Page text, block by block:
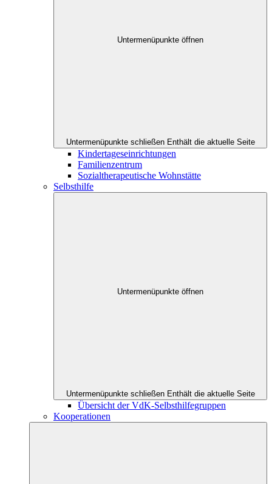
Untermenüpunkte öffnen
Untermenüpunkte schließen Enthält die aktuelle Seite
Kindertageseinrichtungen
Familienzentrum
Sozialtherapeutische Wohnstätte
Selbsthilfe
Untermenüpunkte öffnen
Untermenüpunkte schließen Enthält die aktuelle Seite
Übersicht der VdK-Selbsthilfegruppen
Kooperationen